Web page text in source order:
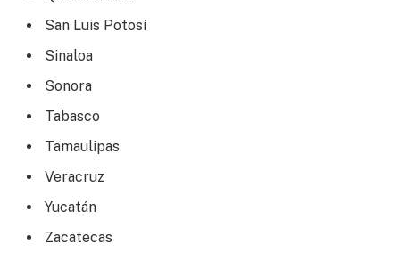
San Luis Potosí
Sinaloa
Sonora
Tabasco
Tamaulipas
Veracruz
Yucatán
Zacatecas